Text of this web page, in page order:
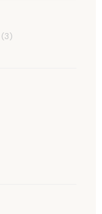
(3)